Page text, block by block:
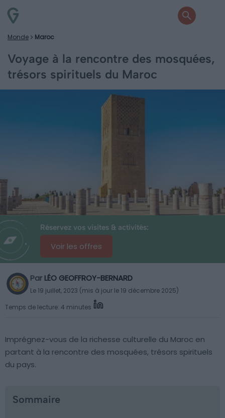
Monde Maroc
Voyage à la rencontre des mosquées,
trésors spirituels du Maroc
Réservez vos visites & activités:
Voir les offres
Par LÉO GEOFFROY-BERNARD
Le 19 juillet, 2023 (mis à jour le 19 décembre 2025)
Temps de lecture: 4 minutes
Imprégnez-vous de la richesse culturelle du Maroc en
partant à la rencontre des mosquées, trésors spirituels
du pays.
Sommaire